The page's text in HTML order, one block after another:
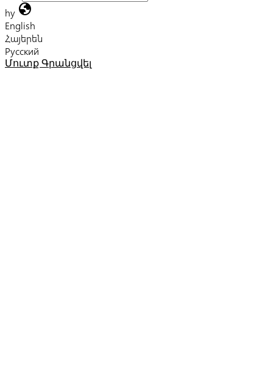
hy globe
English
Հայերեն
Русский
Մուտք Գրանցվել